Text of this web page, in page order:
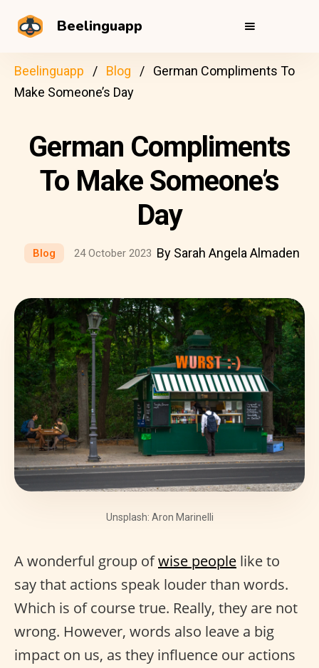
Beelinguapp
Beelinguapp Blog
German Compliments To
Make Someone’s Day
German Compliments
To Make Someone’s
Day
Blog 24 October 2023 By Sarah Angela Almaden
Unsplash: Aron Marinelli
A wonderful group ofwise people like to
say that actions speak louder than words.
Which is of course true. Really, they are not
wrong. However, words also leave a big
impact on us, as they influence our actions